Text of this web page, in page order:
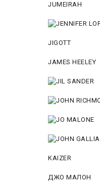
JUMEIRAH
JIGOTT
JAMES HEELEY
KAIZER
ДЖО МАЛОН